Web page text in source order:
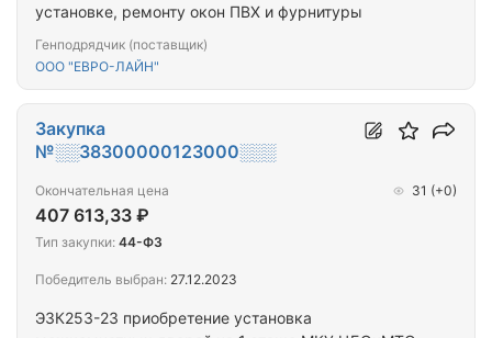
установке, ремонту окон ПВХ и фурнитуры
Генподрядчик (поставщик)
ООО "ЕВРО-ЛАЙН"
ЭЗК253-23 приобретение установка
Закупка
№░░38300000123000░░░
Окончательная цена
407 613,33 ₽
31 (+0)
Тип закупки: 44-ФЗ
Победитель выбран: 27.12.2023